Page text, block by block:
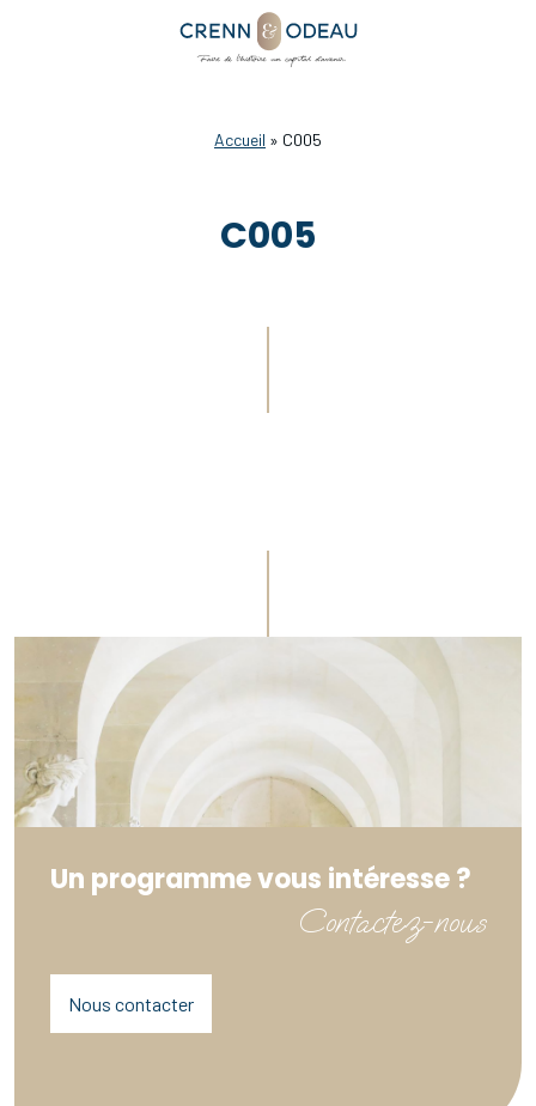
Accueil » C005
C005
Un programme vous intéresse ?
Contactez-nous
Nous contacter